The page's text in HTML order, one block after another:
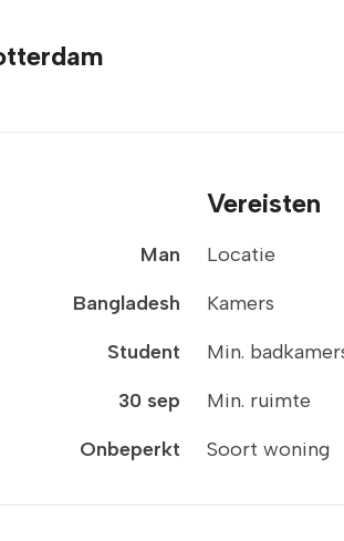
Man
Bangladesh
Student
30 sep
Onbeperkt
Vereisten
Locatie
Kamers
Min.
Min. ruimte
Soort woning